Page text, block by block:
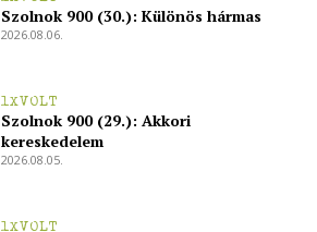
Szolnok 900 (30.): Különös hármas
2026.08.06.
1XVOLT
Szolnok 900 (29.): Akkori
kereskedelem
2026.08.05.
1XVOLT